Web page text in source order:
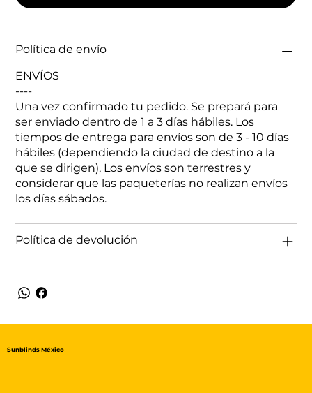
Política de envío
ENVÍOS
----
Una vez confirmado tu pedido. Se prepará para
ser enviado dentro de 1 a 3 días hábiles. Los
tiempos de entrega para envíos son de 3 - 10 días
hábiles (dependiendo la ciudad de destino a la
que se dirigen), Los envíos son terrestres y
considerar que las paqueterías no realizan envíos
los días sábados.
Política de devolución
Sunblinds México